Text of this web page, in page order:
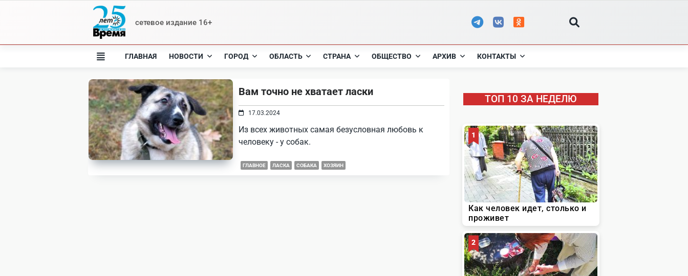
сетевое издание 16+
ГЛАВНАЯ НОВОСТИ ГОРОД ОБЛАСТЬ СТРАНА ОБЩЕСТВО АРХИВ КОНТАКТЫ
Вам точно не хватает ласки
17.03.2024
Из всех животных самая безусловная любовь к
человеку - у собак.
ГЛАВНОЕ ЛАСКА СОБАКА ХОЗЯИН
ТОП 10 ЗА НЕДЕЛЮ